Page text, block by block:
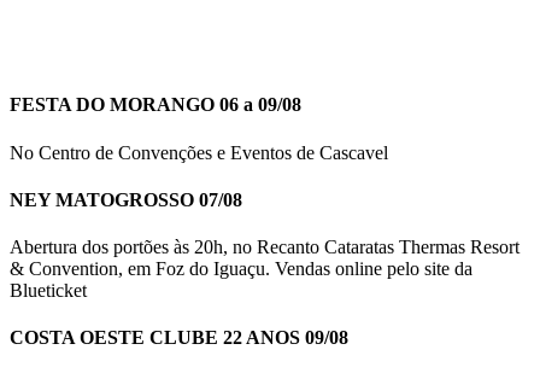
FESTA DO MORANGO 06 a 09/08
No Centro de Convenções e Eventos de Cascavel
NEY MATOGROSSO 07/08
Abertura dos portões às 20h, no Recanto Cataratas Thermas Resort
& Convention, em Foz do Iguaçu. Vendas online pelo site da
Blueticket
COSTA OESTE CLUBE 22 ANOS 09/08